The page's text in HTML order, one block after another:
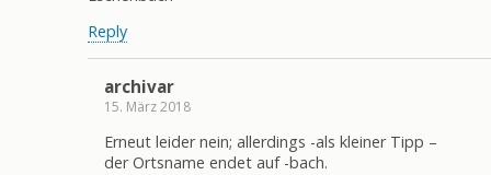
Reply
archivar
15. März 2018
Erneut leider nein; allerdings -als kleiner Tipp –
der Ortsname endet auf -bach.